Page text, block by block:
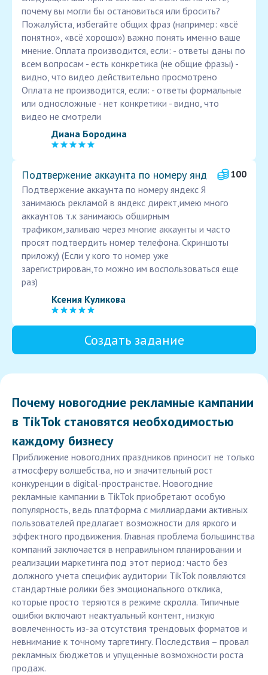
почему вы могли бы остановиться или бросить? ️
Пожалуйста, избегайте общих фраз (например: «всё
понятно», «всё хорошо») важно понять именно ваше
мнение. Оплата производится, если: - ответы даны по
всем вопросам - есть конкретика (не общие фразы) -
видно, что видео действительно просмотрено
Оплата не производится, если: - ответы формальные
или односложные - нет конкретики - видно, что
видео не смотрели
Диана Бородина
Подтвержение аккаунта по номеру янд
100
Подтвержение аккаунта по номеру яндекс Я
занимаюсь рекламой в яндекс директ,имею много
аккаунтов т.к занимаюсь обширным
трафиком,заливаю через многие аккаунты и часто
просят подтвердить номер телефона. Скриншоты
приложу) (Если у кого то номер уже
зарегистрирован,то можно им воспользоваться еще
раз)
Ксения Куликова
Создать задание
Почему новогодние рекламные кампании
в TikTok становятся необходимостью
каждому бизнесу
Приближение новогодних праздников приносит не только
атмосферу волшебства, но и значительный рост
конкуренции в digital-пространстве. Новогодние
рекламные кампании в TikTok приобретают особую
популярность, ведь платформа с миллиардами активных
пользователей предлагает возможности для яркого и
эффектного продвижения. Главная проблема большинства
компаний заключается в неправильном планировании и
реализации маркетинга под этот период: часто без
должного учета специфик аудитории TikTok появляются
стандартные ролики без эмоционального отклика,
которые просто теряются в режиме скролла. Типичные
ошибки включают неактуальный контент, низкую
вовлеченность из-за отсутствия трендовых форматов и
невнимание к точному таргетингу. Последствия – провал
рекламных бюджетов и упущенные возможности роста
продаж.